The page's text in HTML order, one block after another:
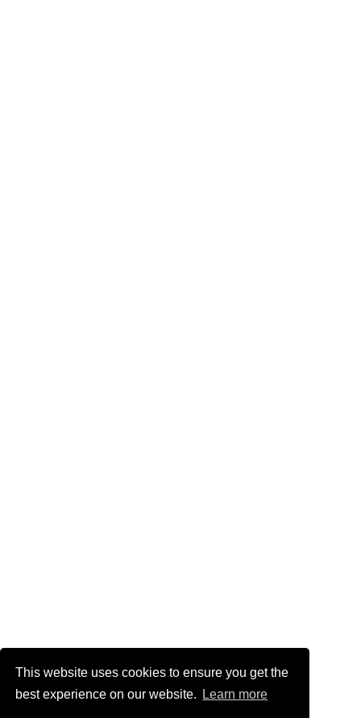
This website uses cookies to ensure you get the
best experience on our website.
Learn more